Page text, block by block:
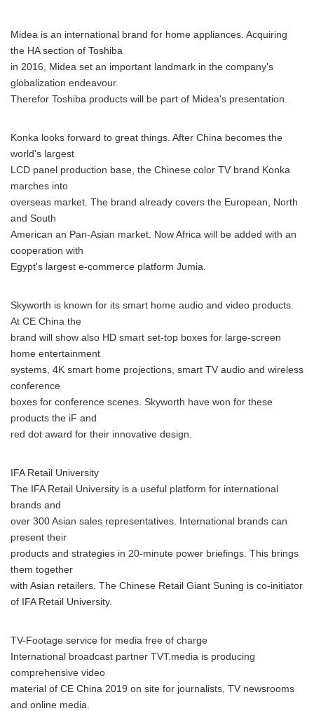
Midea is an international brand for home appliances. Acquiring
the HA section of Toshiba
in 2016, Midea set an important landmark in the company's
globalization endeavour.
Therefor Toshiba products will be part of Midea's presentation.
Konka looks forward to great things. After China becomes the
world's largest
LCD panel production base, the Chinese color TV brand Konka
marches into
overseas market. The brand already covers the European, North
and South
American an Pan-Asian market. Now Africa will be added with an
cooperation with
Egypt's largest e-commerce platform Jumia.
Skyworth is known for its smart home audio and video products.
At CE China the
brand will show also HD smart set-top boxes for large-screen
home entertainment
systems, 4K smart home projections, smart TV audio and wireless
conference
boxes for conference scenes. Skyworth have won for these
products the iF and
red dot award for their innovative design.
IFA Retail University
The IFA Retail University is a useful platform for international
brands and
over 300 Asian sales representatives. International brands can
present their
products and strategies in 20-minute power briefings. This brings
them together
with Asian retailers. The Chinese Retail Giant Suning is co-initiator
of IFA Retail University.
TV-Footage service for media free of charge
International broadcast partner TVT.media is producing
comprehensive video
material of CE China 2019 on site for journalists, TV newsrooms
and online media.